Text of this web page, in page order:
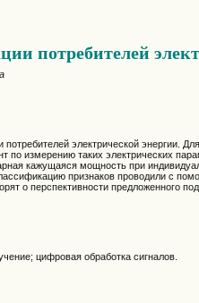
потребителей
электрической энергии.
по измерению таких электрических
кажущаяся мощность при
признаков проводили с
о перспективности предложенного
цифровая обработка сигналов.